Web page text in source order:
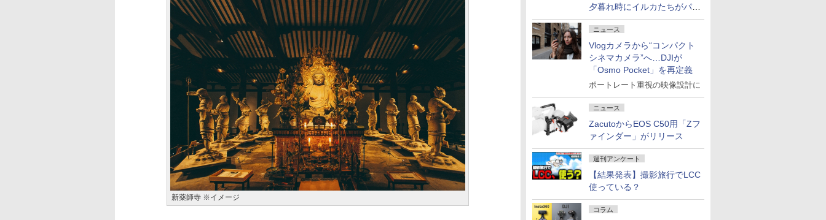
夕暮れ時にイルカたちがパフ
ォーマンスを繰り広げる
ニュース
Vlogカメラから“コンパクト
シネマカメラ”へ…DJIが
「Osmo Pocket」を再定義
ポートレート重視の映像設計に
ニュース
ZacutoからEOS C50用「Zフ
ァインダー」がリリース
週刊アンケート
【結果発表】撮影旅行でLCC
使っている？
コラム
新薬師寺 ※イメージ